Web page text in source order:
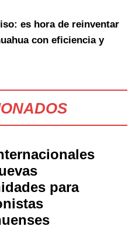
es hora de reinventar
con eficiencia y
para